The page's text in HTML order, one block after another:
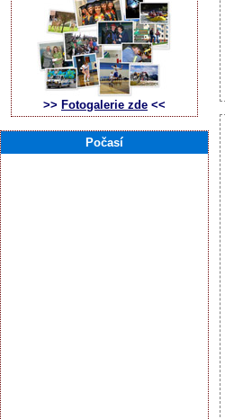
>> Fotogalerie zde <<
Počasí